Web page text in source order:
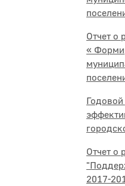
Отчет о
«
Отчет о
2017-